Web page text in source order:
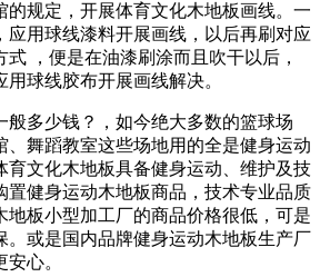
的规定，开展体育文化木地板画线。一
应用球线漆料开展画线，以后再刷对应
，便是在油漆刷涂而且吹干以后，
球线胶布开展画线解决。
般多少钱？，如今绝大多数的篮球场
、舞蹈教室这些场地用的全是健身运动
育文化木地板具备健身运动、维护及技
置健身运动木地板商品，技术专业品质
地板小型加工厂的商品价格很低，可是
。或是国内品牌健身运动木地板生产厂
心。